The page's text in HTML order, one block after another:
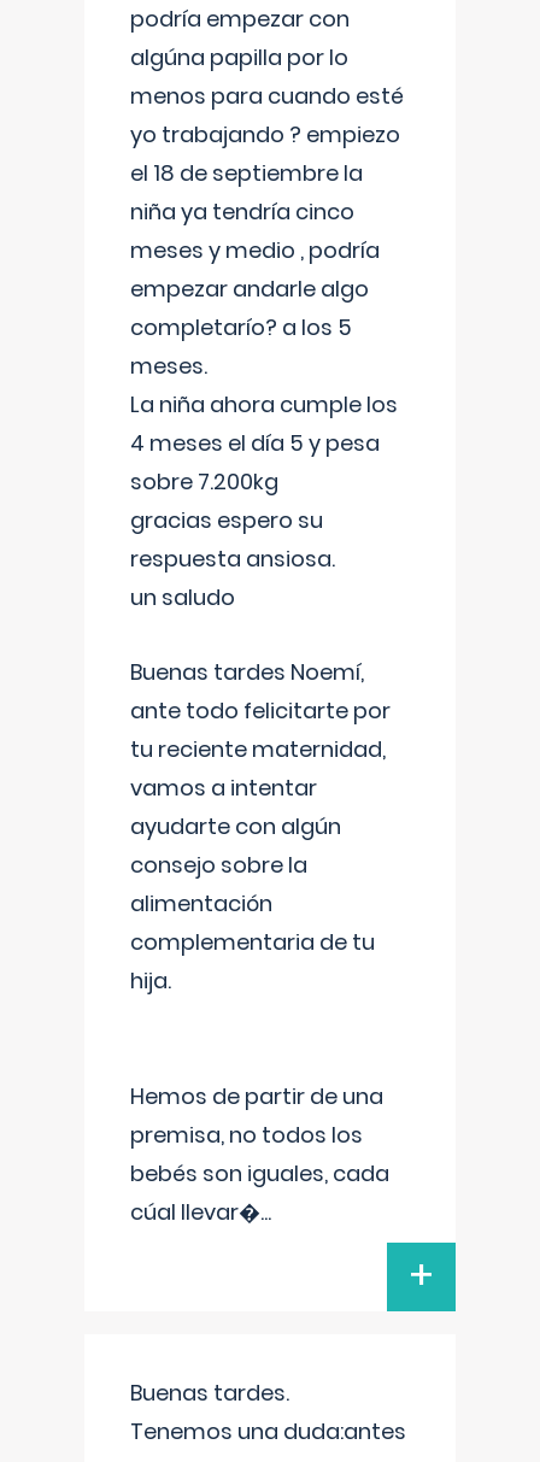
podría empezar con
algúna papilla por lo
menos para cuando esté
yo trabajando ? empiezo
el 18 de septiembre la
niña ya tendría cinco
meses y medio , podría
empezar andarle algo
completarío? a los 5
meses.
La niña ahora cumple los
4 meses el día 5 y pesa
sobre 7.200kg
gracias espero su
respuesta ansiosa.
un saludo
Buenas tardes Noemí,
ante todo felicitarte por
tu reciente maternidad,
vamos a intentar
ayudarte con algún
consejo sobre la
alimentación
complementaria de tu
hija.
Hemos de partir de una
premisa, no todos los
bebés son iguales, cada
cúal llevar�...
+
Buenas tardes.
Tenemos una duda:antes